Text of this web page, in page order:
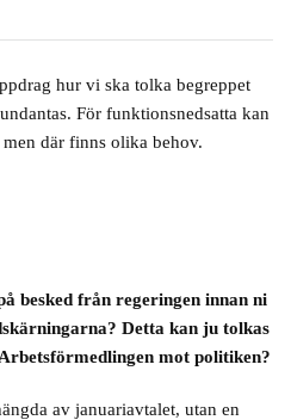
hur vi ska tolka begreppet
För funktionsnedsatta kan
där finns olika behov.
besked från regeringen innan ni
Detta kan ju tolkas
mot politiken?
av januariavtalet, utan en